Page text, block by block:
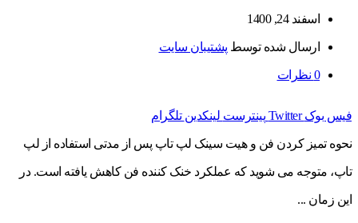
اسفند 24, 1400
ارسال شده توسط پشتیبان سایت
0 نظرات
فیس بوک Twitter پینترست لینکدین تلگرام
نحوه تمیز کردن فن و هیت سینک لپ تاپ پس از مدتی استفاده از لپ
تاپ، متوجه می شوید که عملکرد خنک کننده فن کاهش یافته است. در
این زمان ...